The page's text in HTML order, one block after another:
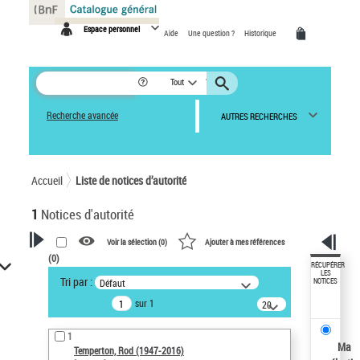
Espace personnel Aide Une question ? Historique
Tout
Recherche avancée AUTRES RECHERCHES
Accueil Liste de notices d’autorité
1 Notices d'autorité
VOTRE RECHERCHE
Recherche avancée dans les
notices d’autorité
Œuvres liées à l'auteur :
Temperton, Rod (1947-2016)
Voir la sélection (0) Ajouter à mes références
(0)
Tri par : Défaut
sur 1
20
résultats/page
1
Temperton, Rod (1947-2016)
RÉCUPÉRER
LES
NOTICES
Ma
Panneau de gestion des cookies